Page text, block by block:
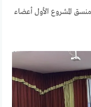
المشروع الأول أعضاء